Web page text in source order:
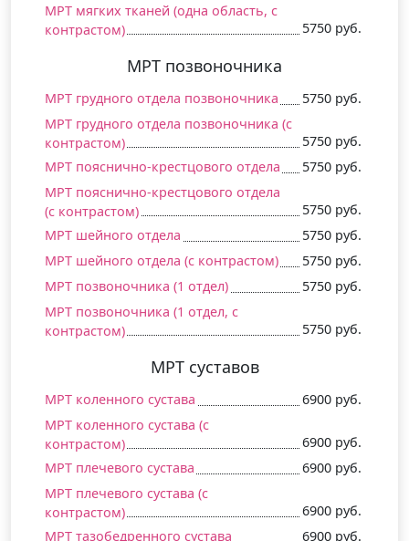
МРТ мягких тканей (одна область, c
контрастом)
5750 руб.
МРТ позвоночника
МРТ грудного отдела позвоночника
5750 руб.
МРТ грудного отдела позвоночника (c
контрастом)
5750 руб.
МРТ пояснично-крестцового отдела
5750 руб.
МРТ пояснично-крестцового отдела
(c контрастом)
5750 руб.
МРТ шейного отдела
5750 руб.
МРТ шейного отдела (c контрастом)
5750 руб.
МРТ позвоночника (1 отдел)
5750 руб.
МРТ позвоночника (1 отдел, c
контрастом)
5750 руб.
МРТ суставов
МРТ коленного сустава
6900 руб.
МРТ коленного сустава (c
контрастом)
6900 руб.
МРТ плечевого сустава
6900 руб.
МРТ плечевого сустава (c
контрастом)
6900 руб.
МРТ тазобедренного сустава
6900 руб.